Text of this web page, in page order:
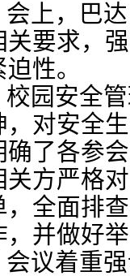
会上，巴
关要求，
迫性。
校园安全
，对安全
确了各参
关方严格
，全面排
，并做好
会议着重